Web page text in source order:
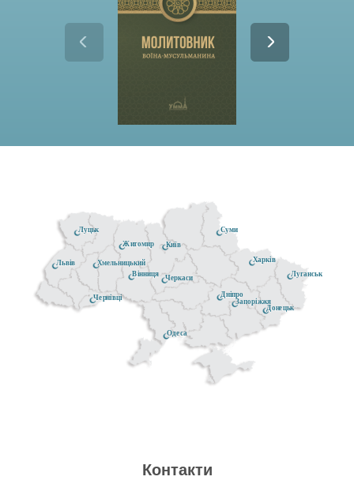
Донецьк
Житомир
Черкаси
Чернівці
Київ
Луганськ
Хмельницький
Луцьк
Дніпро
Одеса
Суми
Вінниця
Запоріжжя
Львів Харків
Контакти